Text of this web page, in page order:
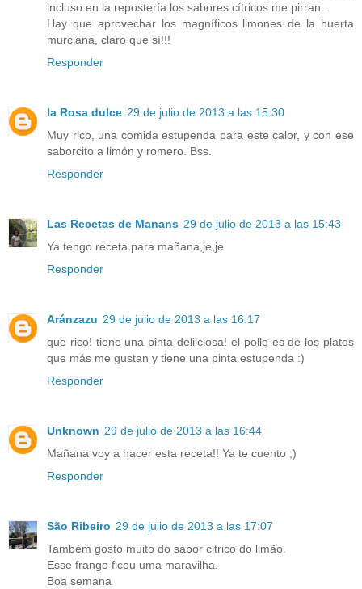
incluso en la repostería los sabores cítricos me pirran...
Hay que aprovechar los magníficos limones de la huerta
murciana, claro que sí!!!
Responder
la Rosa dulce 29 de julio de 2013 a las 15:30
Muy rico, una comida estupenda para este calor, y con ese
saborcito a limón y romero. Bss.
Responder
Las Recetas de Manans 29 de julio de 2013 a las 15:43
Ya tengo receta para mañana,je,je.
Responder
Aránzazu 29 de julio de 2013 a las 16:17
que rico! tiene una pinta deliiciosa! el pollo es de los platos
que más me gustan y tiene una pinta estupenda :)
Responder
Unknown 29 de julio de 2013 a las 16:44
Mañana voy a hacer esta receta!! Ya te cuento ;)
Responder
São Ribeiro 29 de julio de 2013 a las 17:07
Também gosto muito do sabor citrico do limão.
Esse frango ficou uma maravilha.
Boa semana